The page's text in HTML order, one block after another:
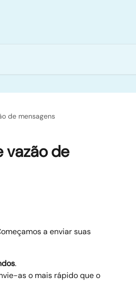
de mensagens
vazão de
a enviar suas
.
as o mais rápido que o